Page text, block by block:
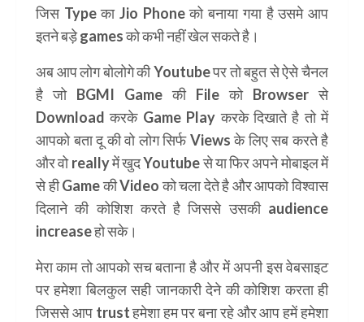
जिस Type का Jio Phone को बनाया गया है उसमे आप
इतने बड़े games को कभी नहीं खेल सकते है।
अब आप लोग बोलोगे की Youtube पर तो बहुत से ऐसे चैनल
है जो BGMI Game की File को Browser से
Download करके Game Play करके दिखाते है तो में
आपको बता दू की वो लोग सिर्फ Views के लिए सब करते है
और वो really में खुद Youtube से या फिर अपने मोबाइल में
से ही Game की Video को चला देते है और आपको विश्वास
दिलाने की कोशिश करते है जिससे उसकीaudience
increaseहो सके।
मेरा काम तो आपको सच बताना है और में अपनी इस वेबसाइट
पर हमेशा बिलकुल सही जानकारी देने की कोशिश करता ही
जिससे आप trust हमेशा हम पर बना रहे और आप हमें हमेशा